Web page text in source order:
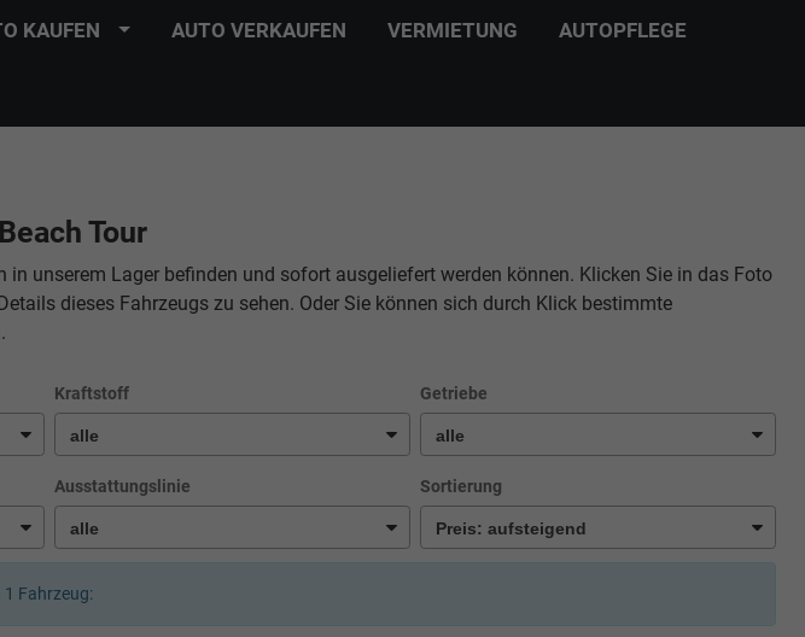
KAUFEN AUTO VERKAUFEN VERMIETUNG AUTOPFLEGE
Tour
in unserem Lager befinden und sofort ausgeliefert werden können. Klicken Sie in das Foto
dieses Fahrzeugs zu sehen. Oder Sie können sich durch Klick bestimmte
Kraftstoff Getriebe
Ausstattungslinie Sortierung
1 Fahrzeug:
Özden Özkara-Budak